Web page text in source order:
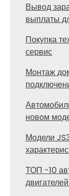
Вывод
выплаты
Покупка
сервис
Монтаж
новом
Модели
ТОП -10